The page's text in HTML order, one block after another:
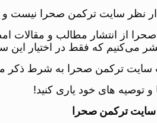
نظر سایت ترکمن صحرا نیست و
از انتشار مطالب و مقالات
می‌کنیم که فقط در اختیار این
سایت ترکمن صحرا به شرط ذکر
و توصیه های خود یاری کنید!
سایت ترکمن صحرا